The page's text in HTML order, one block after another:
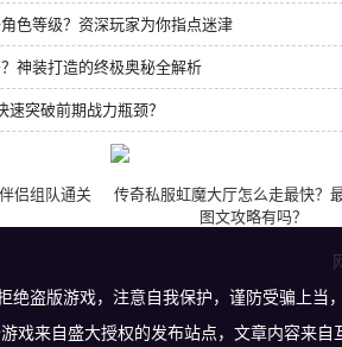
色等级？资深玩家为你指点迷津
神装打造的终极奥秘全解析
突破前期战力瓶颈？
侣组队通关
传奇私服虹魔大厅怎么走最快？
图文攻略有吗？
绝盗版游戏，注意自我保护，谨防受骗上当
戏来自盛大授权的发布站点，文章内容来